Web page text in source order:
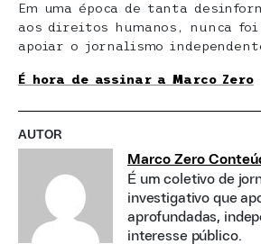
Em uma época de tanta
aos direitos humanos, nunca
apoiar o jornalismo
É hora de assinar a Marco Zero
AUTOR
Marco Zero
É um coletivo de
investigativo que
aprofundadas,
interesse público.